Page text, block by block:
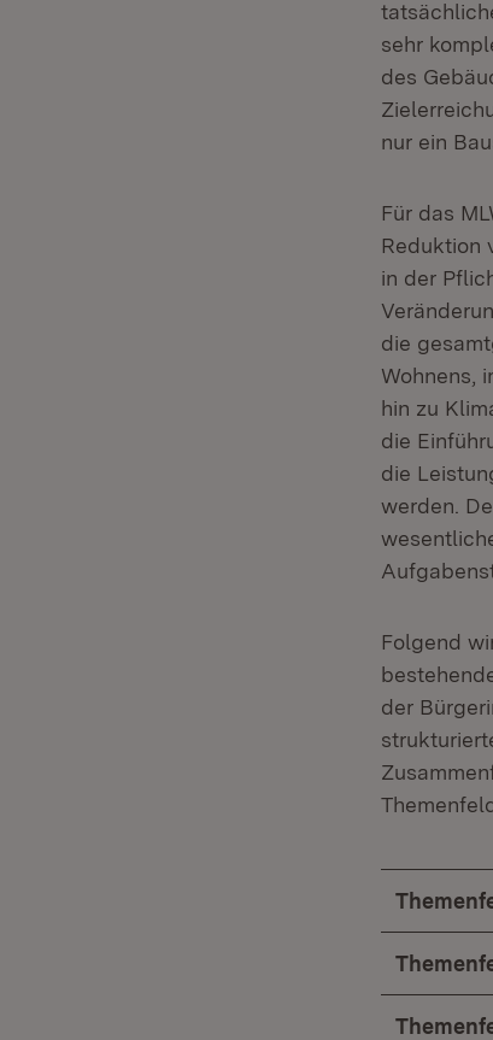
sehr
des
nur ein
Für das
Reduktion
in der
die
Wohnens,
hin zu
die
die
werden.
Folgend
der